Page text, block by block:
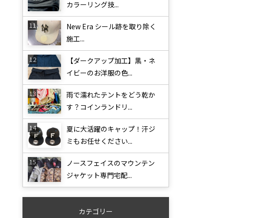
カラーリング技...
New Era シール跡を取り除く
施工...
【ダークアップ加工】黒・ネ
イビーのお洋服の色...
雨で濡れたテントをどう乾か
す？コインランドリ...
夏に大活躍のキャップ！汗ジ
ミもお任せください...
ノースフェイスのマウンテン
ジャケット専門宅配...
カテゴリー